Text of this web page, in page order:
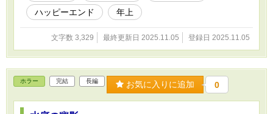
ハッピーエンド
年上
文字数 3,329 最終更新日 2025.11.05 登録日 2025.11.05
ホラー 完結 長編 お気に入りに追加 0